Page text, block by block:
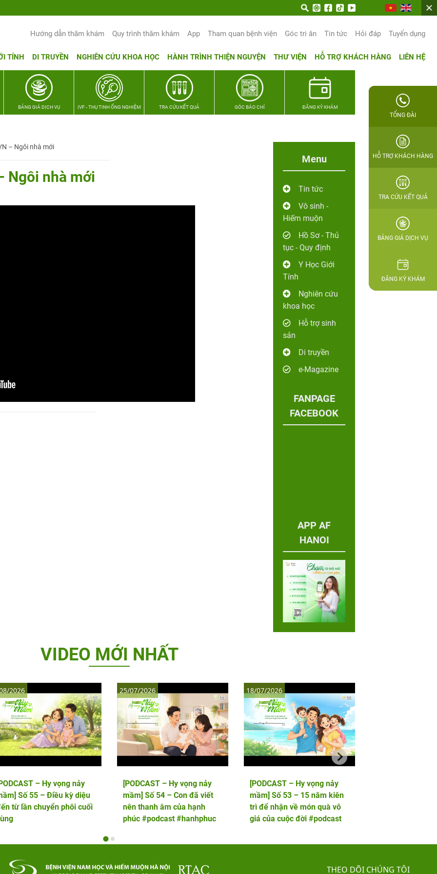
Hướng dẫn thăm khám Quy trình thăm khám App Tham quan bệnh viện Góc tri ân Tin tức Hỏi đáp Tuyển dụng
TÍNH DI TRUYỀN NGHIÊN CỨU KHOA HỌC HÀNH TRÌNH THIỆN NGUYỆN THƯ VIỆN HỖ TRỢ KHÁCH HÀNG LIÊN HỆ
BẢNG GIÁ DỊCH VỤ IVF - THỤ TINH ỐNG NGHIỆM TRA CỨU KẾT QUẢ GÓC BÁO CHÍ ĐĂNG KÝ KHÁM
– Ngôi nhà mới
Ngôi nhà mới
Menu
Tin tức
Vô sinh -
Hiếm muộn
Hồ Sơ - Thủ
tục - Quy định
Y Học Giới
Tính
Nghiên cứu
khoa học
Hỗ trợ sinh
sản
Di truyền
e-Magazine
FANPAGE
FACEBOOK
APP AF
HANOI
VIDEO MỚI NHẤT
– Hy vọng nảy
Số 55 – Điều kỳ diệu
từ lần chuyển phôi cuối
2026
[PODCAST – Hy vọng nảy
mầm] Số 54 – Con đã viết
nên thanh âm của hạnh
phúc #podcast #hanhphuc
25/07/2026
[PODCAST – Hy vọng nảy
mầm] Số 53 – 15 năm kiên
trì để nhận về món quà vô
giá của cuộc đời #podcast
18/07/2026
THEO DÕI CHÚNG TÔI
TỔNG ĐÀI
HỖ TRỢ KHÁCH HÀNG
TRA CỨU KẾT QUẢ
BẢNG GIÁ DỊCH VỤ
ĐĂNG KÝ KHÁM